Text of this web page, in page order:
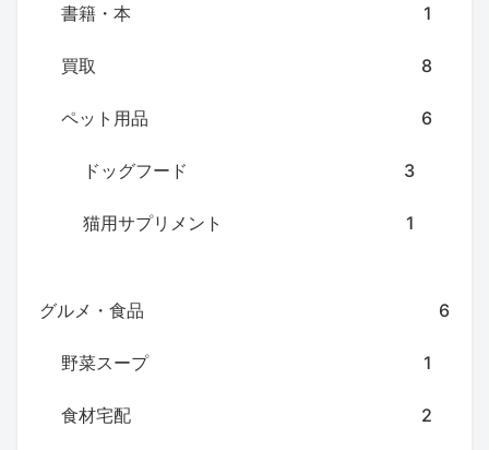
書籍・本 1
買取 8
ペット用品 6
ドッグフード 3
猫用サプリメント 1
グルメ・食品 6
野菜スープ 1
食材宅配 2